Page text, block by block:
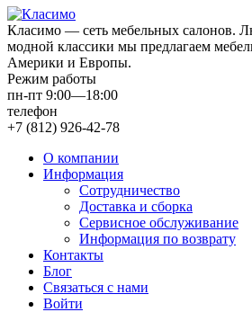
Класимо — cеть мебельных салонов.
модной классики мы предлагаем
Америки и Европы.
Режим работы
пн-пт 9:00—18:00
телефон
+7 (812) 926-42-78
О компании
Информация
Сотрудничество
Доставка и сборка
Сервисное обслуживание
Информация по возврату
Контакты
Блог
Связаться с нами
Войти